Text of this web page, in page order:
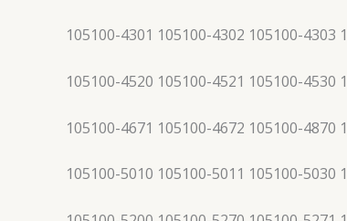
105100-4301 105100-4302 105100-4303
105100-4520 105100-4521 105100-4530
105100-4671 105100-4672 105100-4870
105100-5010 105100-5011 105100-5030